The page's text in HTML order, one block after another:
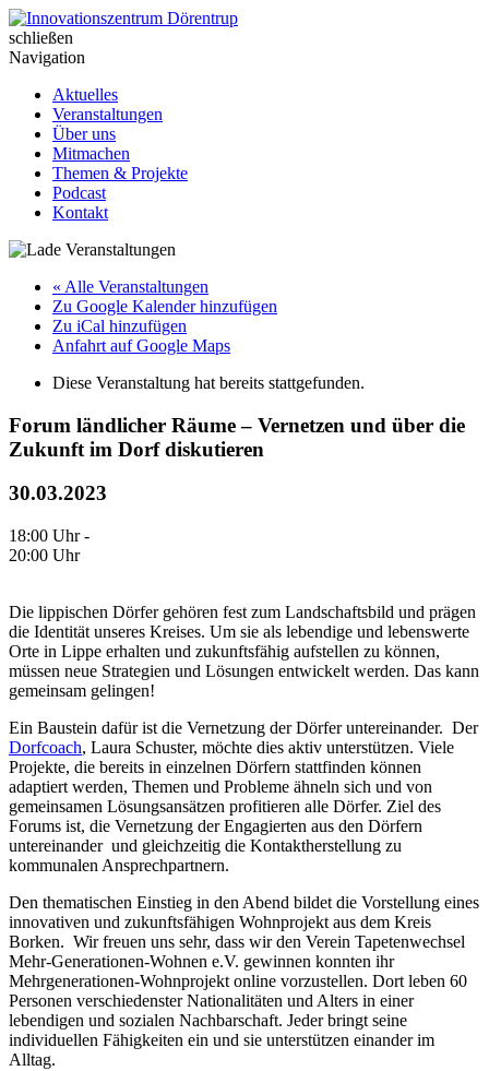
Skip
to
content
Innovationszentrum Dörentrup
schließen
Navigation
Aktuelles
Veranstaltungen
Über uns
Mitmachen
Themen & Projekte
Podcast
Kontakt
« Alle Veranstaltungen
Zu Google Kalender hinzufügen
Zu iCal hinzufügen
Anfahrt auf Google Maps
Diese Veranstaltung hat bereits stattgefunden.
Forum ländlicher Räume – Vernetzen und über die
Zukunft im Dorf diskutieren
30.03.2023
18:00 Uhr -
20:00 Uhr
Die lippischen Dörfer gehören fest zum Landschaftsbild und prägen
die Identität unseres Kreises. Um sie als lebendige und lebenswerte
Orte in Lippe erhalten und zukunftsfähig aufstellen zu können,
müssen neue Strategien und Lösungen entwickelt werden. Das kann
gemeinsam gelingen!
Ein Baustein dafür ist die Vernetzung der Dörfer untereinander. Der
Dorfcoach, Laura Schuster, möchte dies aktiv unterstützen. Viele
Projekte, die bereits in einzelnen Dörfern stattfinden können
adaptiert werden, Themen und Probleme ähneln sich und von
gemeinsamen Lösungsansätzen profitieren alle Dörfer. Ziel des
Forums ist, die Vernetzung der Engagierten aus den Dörfern
untereinander und gleichzeitig die Kontaktherstellung zu
kommunalen Ansprechpartnern.
Den thematischen Einstieg in den Abend bildet die Vorstellung eines
innovativen und zukunftsfähigen Wohnprojekt aus dem Kreis
Borken. Wir freuen uns sehr, dass wir den Verein Tapetenwechsel
Mehr-Generationen-Wohnen e.V. gewinnen konnten ihr
Mehrgenerationen-Wohnprojekt online vorzustellen. Dort leben 60
Personen verschiedenster Nationalitäten und Alters in einer
lebendigen und sozialen Nachbarschaft. Jeder bringt seine
individuellen Fähigkeiten ein und sie unterstützen einander im
Alltag.